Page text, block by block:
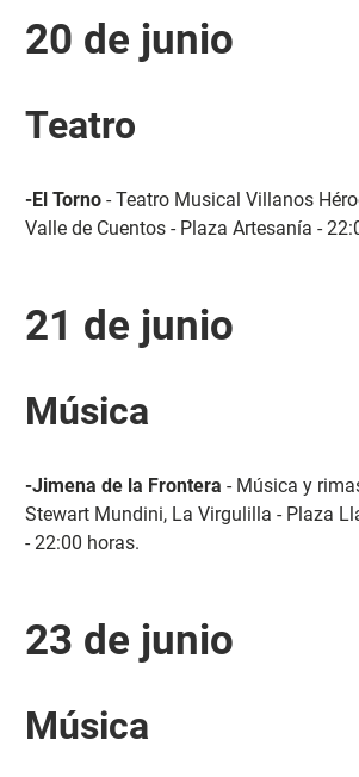
20 de junio
Teatro
-El Torno- Teatro Musical Villanos
Valle de Cuentos - Plaza Artesanía -
21 de junio
Música
-Jimena de la Frontera - Música y
Stewart Mundini, La Virgulilla - Plaza
- 22:00 horas.
23 de junio
Música